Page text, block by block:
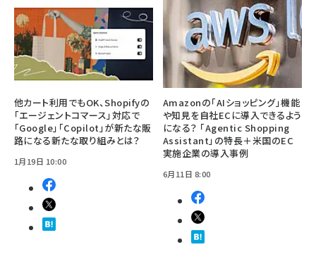
他カート利用でもOK、Shopifyの
「エージェントコマース」対応で
「Google」「Copilot」が新たな販
路になる新たな取り組みとは？
1月19日 10:00
Amazonの「AIショッピング」機能
や知見を自社ECに導入できるよう
になる？ 「Agentic Shopping
Assistant」の特長＋米国のEC
実施企業の導入事例
6月11日 8:00